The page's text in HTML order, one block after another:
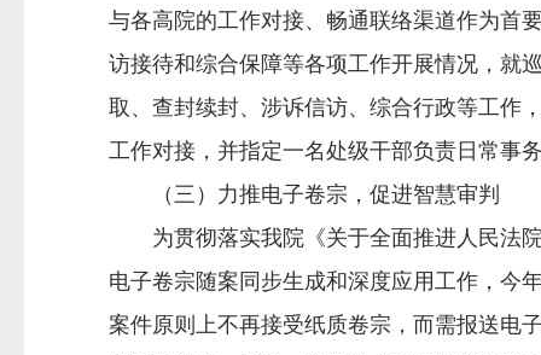
与各高院的工作对接、畅通联络渠道作为首
访接待和综合保障等各项工作开展情况，就
取、查封续封、涉诉信访、综合行政等工作
工作对接，并指定一名处级干部负责日常事
（三）力推电子卷宗，促进智慧审判
为贯彻落实我院《关于全面推进人民法院
电子卷宗随案同步生成和深度应用工作，今
案件原则上不再接受纸质卷宗，而需报送电